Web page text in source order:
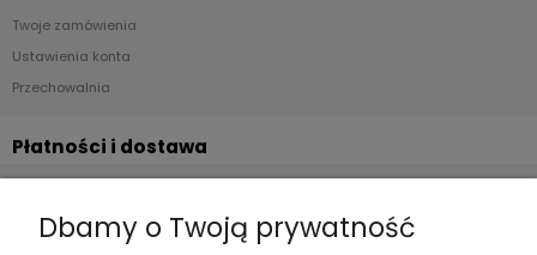
Twoje zamówienia
Ustawienia konta
Przechowalnia
Płatności i dostawa
Czas realizacji i koszty dostawy
Dbamy o Twoją prywatność